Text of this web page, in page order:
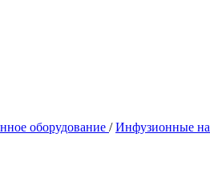
оборудование / Инфузионные